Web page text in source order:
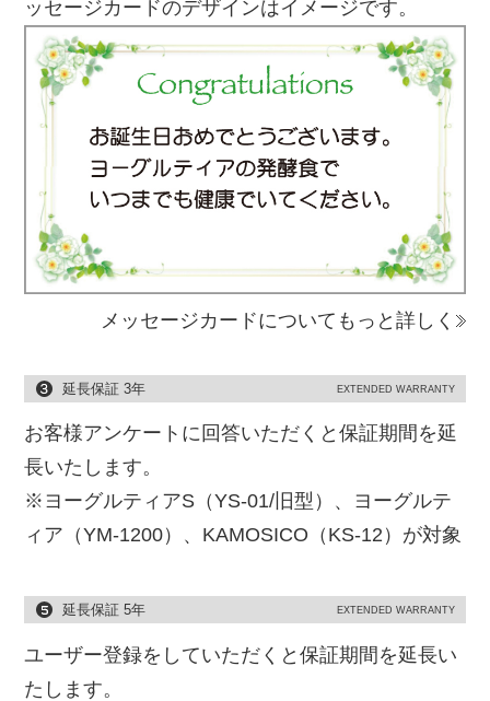
ッセージカードのデザインはイメージです。
メッセージカードについてもっと詳しく
延長保証 3年 EXTENDED WARRANTY
お客様アンケートに回答いただくと保証期間を延
長いたします。
※ヨーグルティアS（YS-01/旧型）、ヨーグルテ
ィア（YM-1200）、KAMOSICO（KS-12）が対象
延長保証 5年 EXTENDED WARRANTY
ユーザー登録をしていただくと保証期間を延長い
たします。